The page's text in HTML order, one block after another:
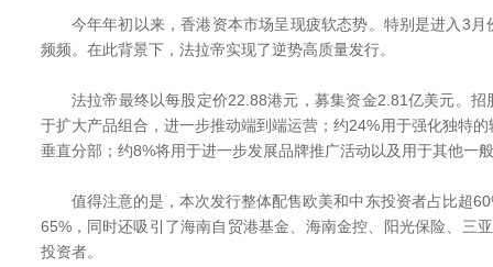
今年年初以来，香港资本市场呈现疲软态势。特别是进入3月
频频。在此背景下，法拉帝实现了逆势高质量发行。
法拉帝最终以每股定价22.88港元，募集资金2.81亿美元。招
于扩大产品组合，进一步推动端到端运营；约24%用于强化独特
垂直分部；约8%将用于进一步发展品牌推广活动以及用于其他一
值得注意的是，本次发行整体配售欧美和中东投资者占比超
65%，同时还吸引了海南自贸港基金、海南金控、阳光保险、三
投资者。